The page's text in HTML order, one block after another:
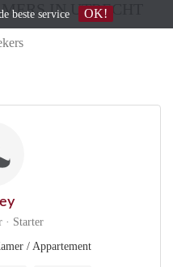
IN UTRECHT
· Starter
/ Appartement
beste service OK!